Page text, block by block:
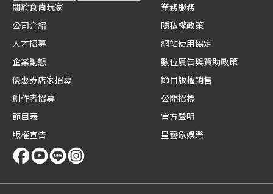
關於食尚玩家
公司介紹
人才招募
企業動態
優惠券店家招募
創作者招募
節目表
版權宣告
業務服務
隱私權政策
網站使用協定
數位廣告與贊助政策
節目版權銷售
公開招標
官方聲明
星藝象娛樂